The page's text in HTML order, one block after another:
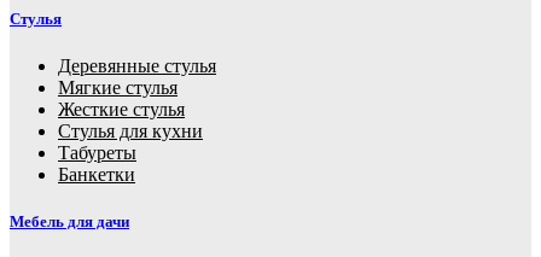
Стулья
Деревянные стулья
Мягкие стулья
Жесткие стулья
Стулья для кухни
Табуреты
Банкетки
Мебель для дачи